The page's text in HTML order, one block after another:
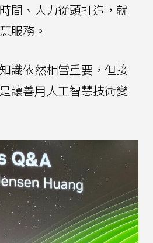
間、人力從頭打造，就
服務。
識依然相當重要，但接
讓善用人工智慧技術變